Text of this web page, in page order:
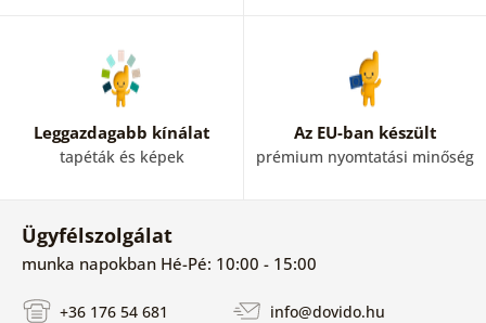
Leggazdagabb kínálat
tapéták és képek
Az EU-ban készült
prémium nyomtatási minőség
Ügyfélszolgálat
munka napokban Hé-Pé: 10:00 - 15:00
+36 176 54 681 info@dovido.hu